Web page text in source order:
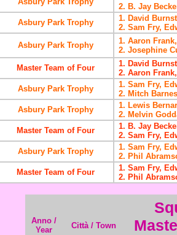
2. B. Jay
Asbury Park Trophy
1. David
2. Sam Fry,
Asbury Park Trophy
1. Aaron
2. Josephine
Master Team of Four
1. David
2. Aaron
Asbury Park Trophy
1. Sam Fry,
2. Mitch
Asbury Park Trophy
1. Lewis
2. Melvin
Master Team of Four
1. B. Jay
2. Sam Fry,
Asbury Park Trophy
1. Sam Fry,
2. Phil
Master Team of Four
1. Sam Fry,
2. Phil
Anno /
Year
Città / Town